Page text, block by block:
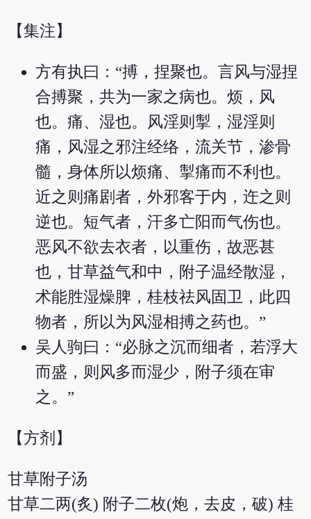
【集注】
方有执曰：“搏，捏聚也。言风与湿捏
合搏聚，共为一家之病也。烦，风
也。痛、湿也。风淫则掣，湿淫则
痛，风湿之邪注经络，流关节，渗骨
髓，身体所以烦痛、掣痛而不利也。
近之则痛剧者，外邪客于内，迕之则
逆也。短气者，汗多亡阳而气伤也。
恶风不欲去衣者，以重伤，故恶甚
也，甘草益气和中，附子温经散湿，
术能胜湿燥脾，桂枝祛风固卫，此四
物者，所以为风湿相搏之药也。”
吴人驹曰：“必脉之沉而细者，若浮大
而盛，则风多而湿少，附子须在审
之。”
【方剂】
甘草附子汤
甘草二两(炙) 附子二枚(炮，去皮，破) 桂